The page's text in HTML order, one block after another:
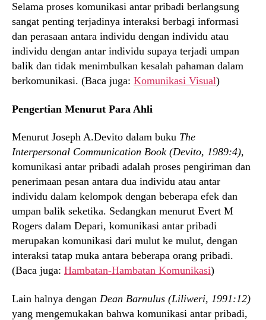
Selama proses komunikasi antar pribadi berlangsung
sangat penting terjadinya interaksi berbagi informasi
dan perasaan antara individu dengan individu atau
individu dengan antar individu supaya terjadi umpan
balik dan tidak menimbulkan kesalah pahaman dalam
berkomunikasi. (Baca juga: Komunikasi Visual)
Pengertian Menurut Para Ahli
Menurut Joseph A.Devito dalam buku The
Interpersonal Communication Book (Devito, 1989:4),
komunikasi antar pribadi adalah proses pengiriman dan
penerimaan pesan antara dua individu atau antar
individu dalam kelompok dengan beberapa efek dan
umpan balik seketika. Sedangkan menurut Evert M
Rogers dalam Depari, komunikasi antar pribadi
merupakan komunikasi dari mulut ke mulut, dengan
interaksi tatap muka antara beberapa orang pribadi.
(Baca juga: Hambatan-Hambatan Komunikasi)
Lain halnya dengan Dean Barnulus (Liliweri, 1991:12)
yang mengemukakan bahwa komunikasi antar pribadi,